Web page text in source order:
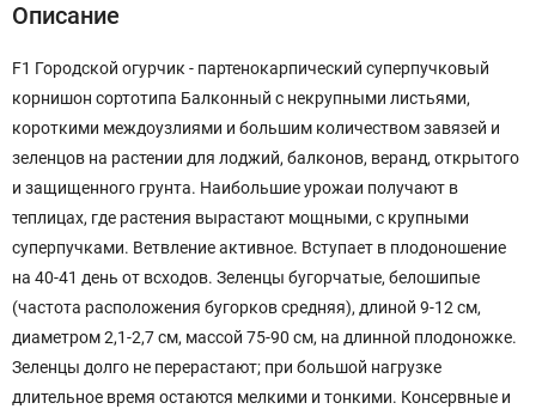
Описание
F1 Городской огурчик - партенокарпический суперпучковый
корнишон сортотипа Балконный с некрупными листьями,
короткими междоузлиями и большим количеством завязей и
зеленцов на растении для лоджий, балконов, веранд, открытого
и защищенного грунта. Наибольшие урожаи получают в
теплицах, где растения вырастают мощными, с крупными
суперпучками. Ветвление активное. Вступает в плодоношение
на 40-41 день от всходов. Зеленцы бугорчатые, белошипые
(частота расположения бугорков средняя), длиной 9-12 см,
диаметром 2,1-2,7 см, массой 75-90 см, на длинной плодоножке.
Зеленцы долго не перерастают; при большой нагрузке
длительное время остаются мелкими и тонкими. Консервные и